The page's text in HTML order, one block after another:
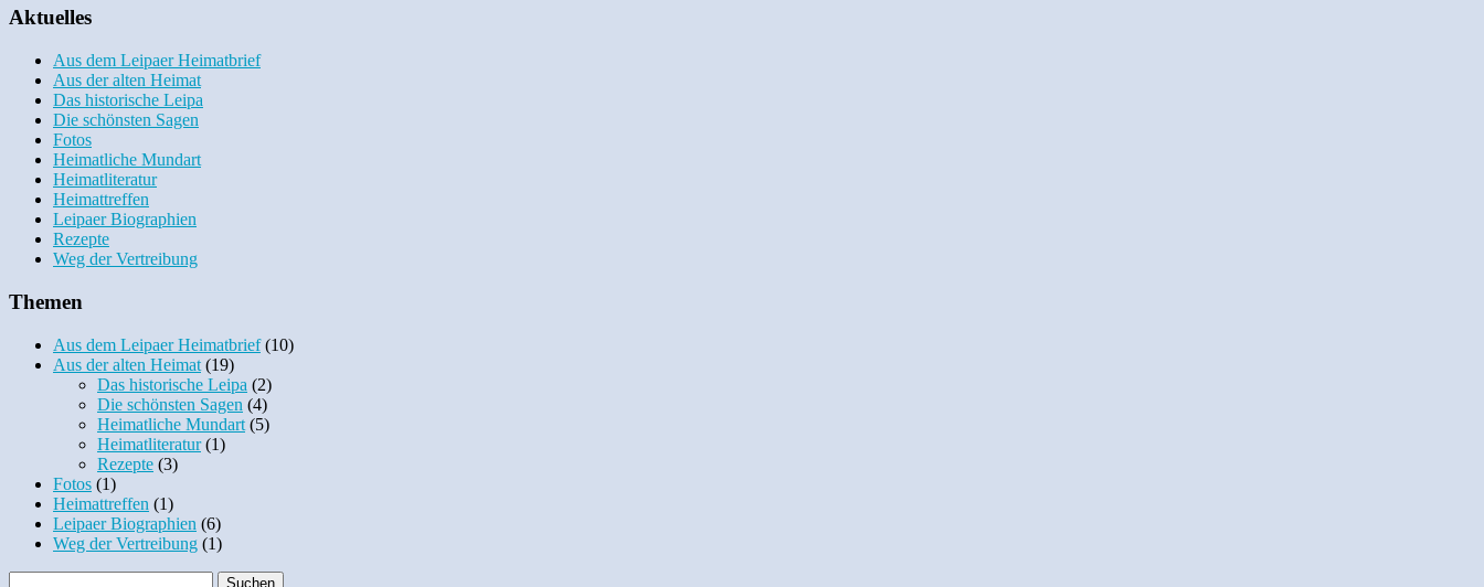
Aktuelles
Aus dem Leipaer Heimatbrief
Aus der alten Heimat
Das historische Leipa
Die schönsten Sagen
Fotos
Heimatliche Mundart
Heimatliteratur
Heimattreffen
Leipaer Biographien
Rezepte
Weg der Vertreibung
Themen
Aus dem Leipaer Heimatbrief(10)
Aus der alten Heimat (19)
Das historische Leipa (2)
Die schönsten Sagen (4)
Heimatliche Mundart (5)
Heimatliteratur(1)
Rezepte (3)
Fotos (1)
Heimattreffen (1)
Leipaer Biographien (6)
Weg der Vertreibung (1)